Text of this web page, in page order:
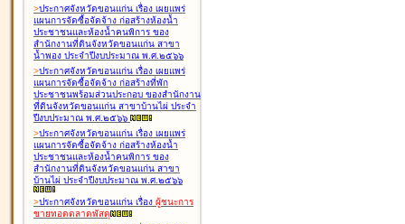
>ประกาศจังหวัดขอนแก่น เรื่อง เผยแพร่
แผนการจัดซื้อจัดจ้าง ก่อสร้างห้องน้ำ
ประชาชนและห้องน้ำคนพิการ ของ
สำนักงานที่ดินจังหวัดขอนแก่น สาขา
น้ำพอง ประจำปีงบประมาณ พ.ศ.๒๕๖๖
>ประกาศจังหวัดขอนแก่น เรื่อง เผยแพร่
แผนการจัดซื้อจัดจ้าง ก่อสร้างที่พัก
ประชาชนพร้อมส่วนประกอบ ของสำนักงาน
ที่ดินจังหวัดขอนแก่น สาขาบ้านไผ่ ประจำ
ปีงบประมาณ พ.ศ.๒๕๖๖
>ประกาศจังหวัดขอนแก่น เรื่อง เผยแพร่
แผนการจัดซื้อจัดจ้าง ก่อสร้างห้องน้ำ
ประชาชนและห้องน้ำคนพิการ ของ
สำนักงานที่ดินจังหวัดขอนแก่น สาขา
บ้านไผ่ ประจำปีงบประมาณ พ.ศ.๒๕๖๖
>ประกาศจังหวัดขอนแก่น เรื่อง ผู้ชนะการ
ขายทอดตลาดพัสดุ